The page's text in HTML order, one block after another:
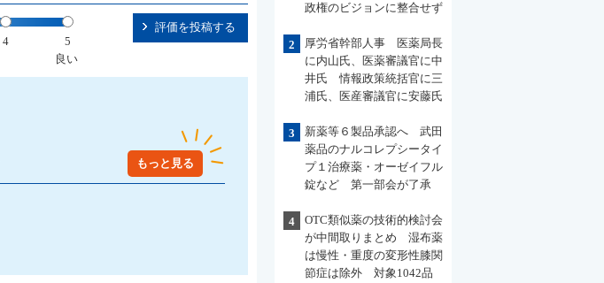
4
5
良い
評価を投稿する
もっと見る
政権のビジョンに整合せず
2
厚労省幹部人事 医薬局長
に内山氏、医薬審議官に中
井氏 情報政策統括官に三
浦氏、医産審議官に安藤氏
3
新薬等６製品承認へ 武田
薬品のナルコレプシータイ
プ１治療薬・オーゼイフル
錠など 第一部会が了承
4
OTC類似薬の技術的検討会
が中間取りまとめ 湿布薬
は慢性・重度の変形性膝関
節症は除外 対象1042品